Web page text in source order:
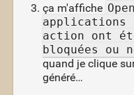
ça m'affiche
applications
action ont
bloquées ou
quand je clique
généré…